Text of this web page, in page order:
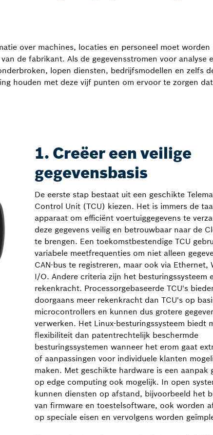
over machines, locaties en personeel moet worden
de fabrikant. Als de gegevensstromen voor analyse
lopen diensten, bedrijfsmodellen en zelfs
houden met deze vijf punten om ervoor te zorgen
1. Creëer een veilige
gegevensbasis
De eerste stap bestaat uit een geschikte
Control Unit (TCU) kiezen. Het is immers de
apparaat om efficiënt voertuiggegevens te
deze gegevens veilig en betrouwbaar naar de
te brengen. Een toekomstbestendige TCU
variabele meetfrequenties om niet alleen
CAN-bus te registreren, maar ook via Ethernet,
I/O. Andere criteria zijn het besturingssysteem
rekenkracht. Processorgebaseerde TCU's
doorgaans meer rekenkracht dan TCU's op
microcontrollers en kunnen dus grotere
verwerken. Het Linux-besturingssysteem biedt
flexibiliteit dan patentrechtelijk beschermde
besturingssystemen wanneer het erom gaat
of aanpassingen voor individuele klanten
maken. Met geschikte hardware is een aanpak
op edge computing ook mogelijk. In open
kunnen diensten op afstand, bijvoorbeeld het
van firmware en toestelsoftware, ook worden
op speciale eisen en vervolgens worden